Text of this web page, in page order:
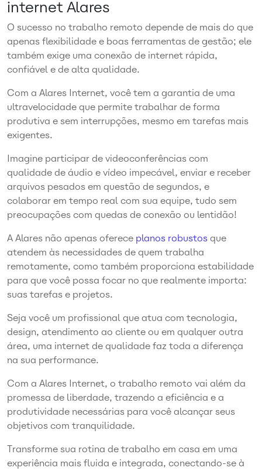
internet Alares
O sucesso no trabalho remoto depende de mais do que
apenas flexibilidade e boas ferramentas de gestão; ele
também exige uma conexão de internet rápida,
confiável e de alta qualidade.
Com a Alares Internet, você tem a garantia de uma
ultravelocidade que permite trabalhar de forma
produtiva e sem interrupções, mesmo em tarefas mais
exigentes.
Imagine participar de videoconferências com
qualidade de áudio e vídeo impecável, enviar e receber
arquivos pesados em questão de segundos, e
colaborar em tempo real com sua equipe, tudo sem
preocupações com quedas de conexão ou lentidão!
A Alares não apenas oferece planos robustos que
atendem às necessidades de quem trabalha
remotamente, como também proporciona estabilidade
para que você possa focar no que realmente importa:
suas tarefas e projetos.
Seja você um profissional que atua com tecnologia,
design, atendimento ao cliente ou em qualquer outra
área, uma internet de qualidade faz toda a diferença
na sua performance.
Com a Alares Internet, o trabalho remoto vai além da
promessa de liberdade, trazendo a eficiência e a
produtividade necessárias para você alcançar seus
objetivos com tranquilidade.
Transforme sua rotina de trabalho em casa em uma
experiência mais fluida e integrada, conectando-se à